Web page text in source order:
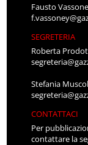
Fausto
SEGRETERIA
Roberta
Stefania
CONTATTACI
Per
contattare la